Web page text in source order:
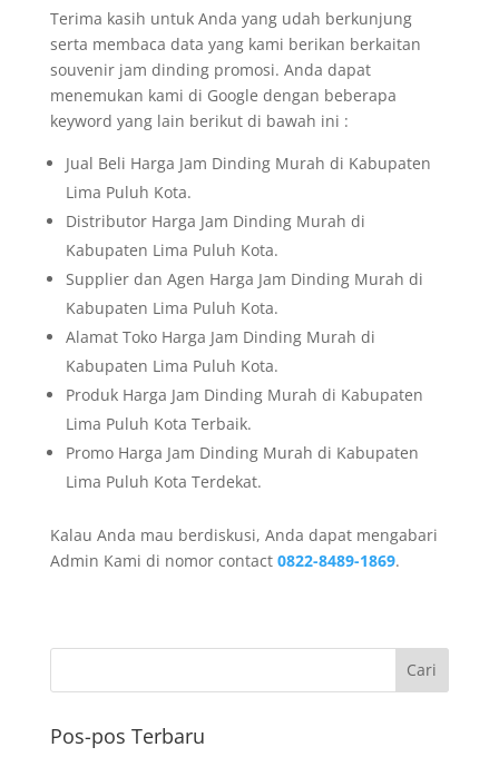
Terima kasih untuk Anda yang udah berkunjung
serta membaca data yang kami berikan berkaitan
souvenir jam dinding promosi. Anda dapat
menemukan kami di Google dengan beberapa
keyword yang lain berikut di bawah ini :
Jual Beli Harga Jam Dinding Murah di Kabupaten
Lima Puluh Kota.
Distributor Harga Jam Dinding Murah di
Kabupaten Lima Puluh Kota.
Supplier dan Agen Harga Jam Dinding Murah di
Kabupaten Lima Puluh Kota.
Alamat Toko Harga Jam Dinding Murah di
Kabupaten Lima Puluh Kota.
Produk Harga Jam Dinding Murah di Kabupaten
Lima Puluh Kota Terbaik.
Promo Harga Jam Dinding Murah di Kabupaten
Lima Puluh Kota Terdekat.
Kalau Anda mau berdiskusi, Anda dapat mengabari
Admin Kami di nomor contact 0822-8489-1869.
Pos-pos Terbaru